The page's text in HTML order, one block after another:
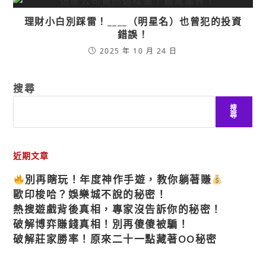
理財小白別踩雷！____（明星名）也曾犯的投資
錯誤！
2025 年 10 月 24 日
搜尋
搜
尋
近期文章
別再瞎玩！年度神作手遊，教你躺著賺
歐印梭哈？娛樂城不說的秘密！
熱搜遊戲背後真相，專家沒告訴你的秘密！
破解博弈賺錢真相！別再傻傻被騙！
破解莊家勝率！原來二十一點藏著OO秘密